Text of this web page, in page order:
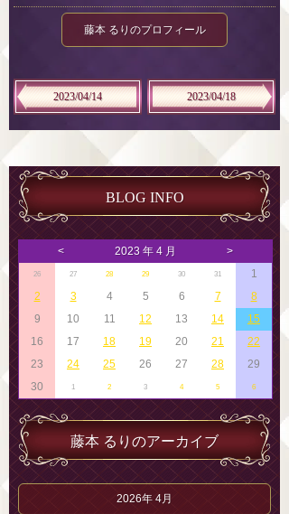
藤本 るりのプロフィール
2023/04/14 2023/04/18
BLOG INFO
< 2023 年 4 月 >
26 27 28 29 30 31
1
2
3 4 5 6 7
8
9
10 11 12 13 14
15
16
17 18 19 20 21
22
23
24 25 26 27 28
29
30
1 2 3 4 5 6
藤本 るりのアーカイブ
2026年 4月